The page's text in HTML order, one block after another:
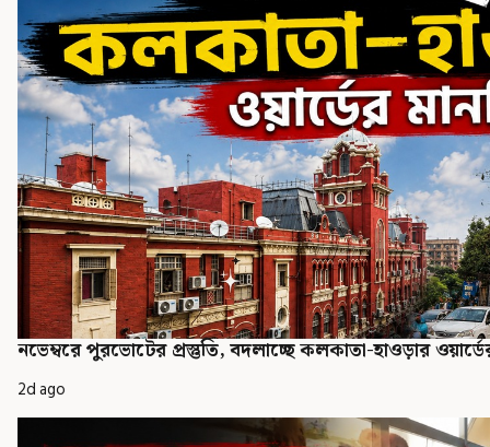
নভেম্বরে পুরভোটের প্রস্তুতি, বদলাচ্ছে কলকাতা-হাওড়ার ওয়ার্ডের
2d ago